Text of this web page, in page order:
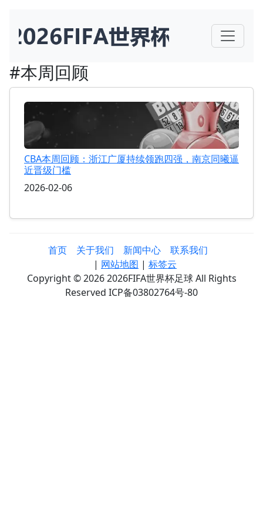
#本周回顾
CBA本周回顾：浙江广厦持续领跑四强，南京同曦逼
近晋级门槛
2026-02-06
首页 关于我们 新闻中心
联系我们
| 网站地图 | 标签云
Copyright © 2026 2026FIFA世界杯足球 All Rights
Reserved ICP备03802764号-80